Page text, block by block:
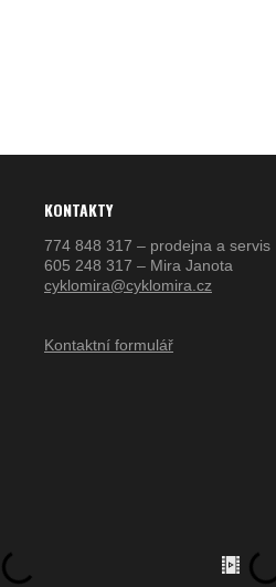
KONTAKTY
774 848 317 – prodejna a servis
605 248 317 – Mira Janota
cyklomira@cyklomira.cz
Kontaktní formulář